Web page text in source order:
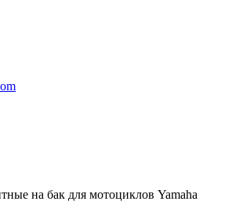
на бак для мотоциклов Yamaha